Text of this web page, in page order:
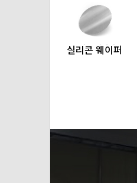
실리콘 웨이퍼